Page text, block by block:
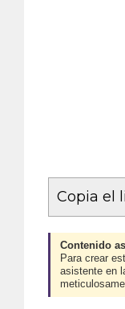
Copia el
Contenido
Para crear
asistente en